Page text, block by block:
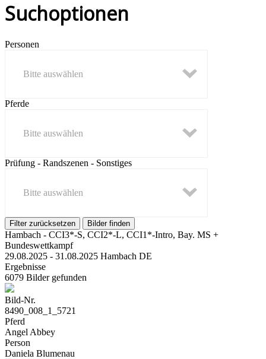
Suchoptionen
Personen
Bitte auswählen
Pferde
Bitte auswählen
Prüfung - Randszenen - Sonstiges
Bitte auswählen
Hambach - CCI3*-S, CCI2*-L, CCI1*-Intro, Bay. MS +
Bundeswettkampf
29.08.2025 - 31.08.2025 Hambach DE
Ergebnisse
6079 Bilder gefunden
Bild-Nr.
8490_008_1_5721
Pferd
Angel Abbey
Person
Daniela Blumenau